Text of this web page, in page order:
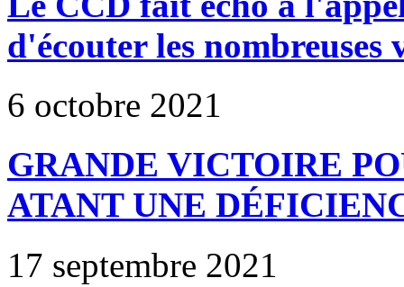
d'écouter les
6 octobre 2021
GRANDE VICTOIRE
ATANT UNE
17 septembre 2021